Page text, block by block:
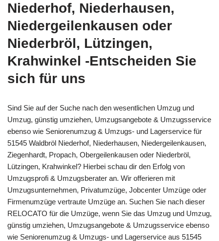
Niederhof, Niederhausen,
Niedergeilenkausen oder
Niederbröl, Lützingen,
Krahwinkel -Entscheiden Sie
sich für uns
Sind Sie auf der Suche nach den wesentlichen Umzug und
Umzug, günstig umziehen, Umzugsangebote & Umzugsservice
ebenso wie Seniorenumzug & Umzugs- und Lagerservice für
51545 Waldbröl Niederhof, Niederhausen, Niedergeilenkausen,
Ziegenhardt, Propach, Obergeilenkausen oder Niederbröl,
Lützingen, Krahwinkel? Hierbei schau dir den Erfolg von
Umzugsprofi & Umzugsberater an. Wir offerieren mit
Umzugsunternehmen, Privatumzüge, Jobcenter Umzüge oder
Firmenumzüge vertraute Umzüge an. Suchen Sie nach dieser
RELOCATO für die Umzüge, wenn Sie das Umzug und Umzug,
günstig umziehen, Umzugsangebote & Umzugsservice ebenso
wie Seniorenumzug & Umzugs- und Lagerservice aus 51545